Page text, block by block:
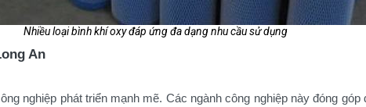
Nhiều loại bình khí oxy đáp ứng đa dạng nhu cầu sử dụng
An
nghiệp phát triển mạnh mẽ. Các ngành công nghiệp này đóng